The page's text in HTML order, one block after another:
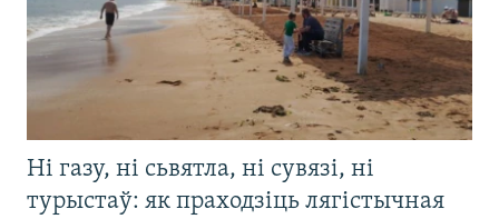
Ні газу, ні сьвятла, ні сувязі, ні
турыстаў: як праходзіць лягістычная